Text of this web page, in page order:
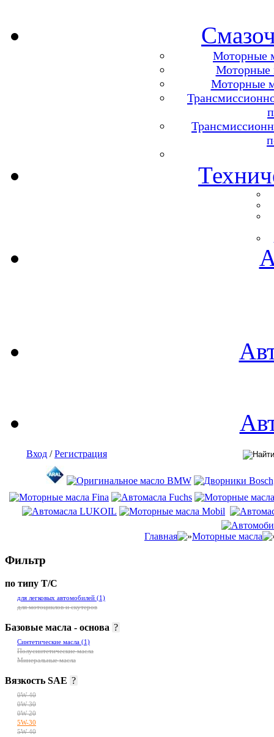
Моторные
Моторные
Моторные
Вход /Регистрация
Главная Моторные масла
Фильтр
по типу Т/С
для легковых автомобилей (1)
для мотоциклов и скутеров
Базовые масла - основа ?
Синтетические масла (1)
Полусинтетические масла
Минеральные масла
Вязкость SAE ?
0W-40
0W-30
0W-20
5W-30
5W-40